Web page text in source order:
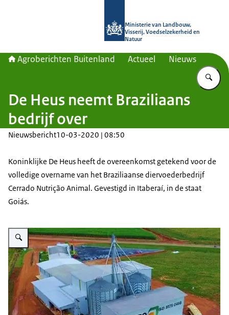
Ministerie van Landbouw,
Visserij, Voedselzekerheid en
Natuur
Agroberichten Buitenland Actueel Nieuws
De Heus neemt Braziliaans
bedrijf over
Nieuwsbericht10-03-2020 | 08:50
Koninklijke De Heus heeft de overeenkomst getekend voor de
volledige overname van het Braziliaanse diervoederbedrijf
Cerrado Nutrição Animal. Gevestigd in Itaberaí, in de staat
Goiás.
Vergroot afbeelding De Heus